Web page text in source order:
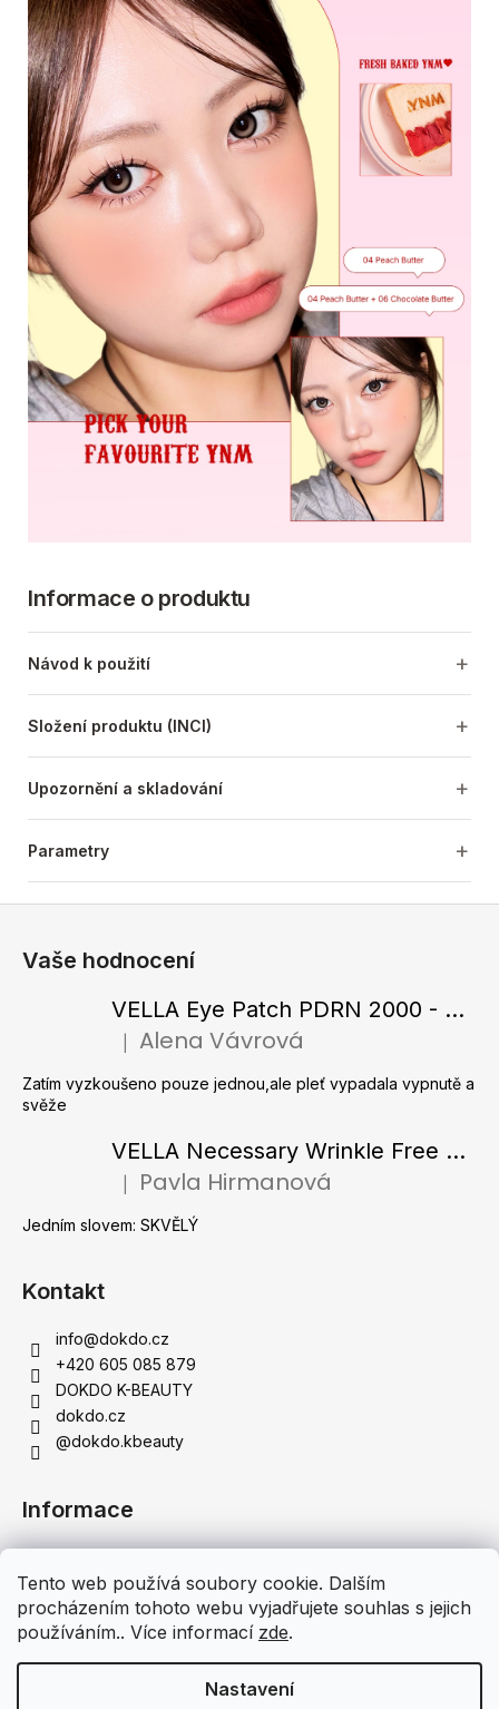
Tento web používá soubory cookie. Dalším
procházením tohoto webu vyjadřujete souhlas s jejich
používáním.. Více informací zde.
Nastavení
Informace o produktu
Návod k použití
Složení produktu (INCI)
Upozornění a skladování
Parametry
Vaše hodnocení
VELLA Eye Patch PDRN 2000 - Tající hydrogelové náplasti pod oči s PDRN 72 g / 60 ks
Hodnocení produktu je 5 z 5 hvězdiček.
Alena Vávrová
Zatím vyzkoušeno pouze jednou,ale pleť vypadala vypnutě a
svěže
VELLA Necessary Wrinkle Free Ampoule - Protivrásková ampule s kolagenovými vlákny a zlatým práškem 50 ml
Hodnocení produktu je 5 z 5 hvězdiček.
Pavla Hirmanová
Jedním slovem: SKVĚLÝ
Kontakt
info@dokdo.cz
+420 605 085 879
DOKDO K-BEAUTY
dokdo.cz
@dokdo.kbeauty
Informace
Podmínky ochrany osobních údajů
Doprava a platba
Moje objednávka